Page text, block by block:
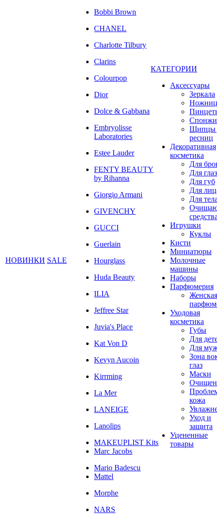
НОВИНКИ SALE
Bobbi Brown
CHANEL
Charlotte Tilbury
Clarins
Colourpop
Dior
Dolce & Gabbana
Embryolisse
Laboratories
Estee Lauder
FENTY BEAUTY
by Rihanna
Giorgio Armani
GIVENCHY
GUCCI
Guerlain
Hourglass
Huda Beauty
ILIA
Jeffree Star
Juvia's Place
Kat Von D
Kevyn Aucoin
Kirrming
La Mer
LANEIGE
Lanolips
MAKEUPLIST Kits
Marc Jacobs
Mario Badescu
Mattel
Morphe
NARS
КАТЕГОРИИ
Аксессуары
Зеркала
Спонжи
Щипцы
ресниц
Декоративная
косметика
Для
Для глаз
Для губ
Для
Для
Игрушки
Куклы
Кисти
Миниатюры
Молочные
машины
Наборы
Парфюмерия
Женская
Уходовая
косметика
Губы
Для
Для
Зона
глаз
Маски
кожа
Уход и
защита
Уцененные
товары